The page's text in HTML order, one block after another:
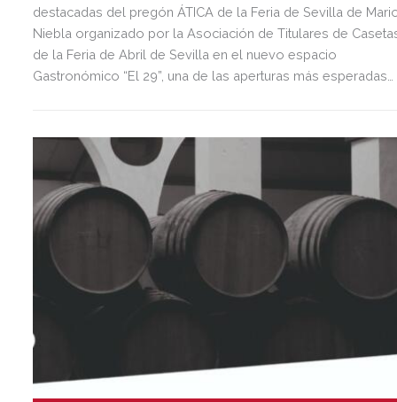
destacadas del pregón ÁTICA de la Feria de Sevilla de
Niebla organizado por la Asociación de Titulares de
de la Feria de Abril de Sevilla en el nuevo espacio
Gastronómico “El 29”, una de las aperturas más esperadas